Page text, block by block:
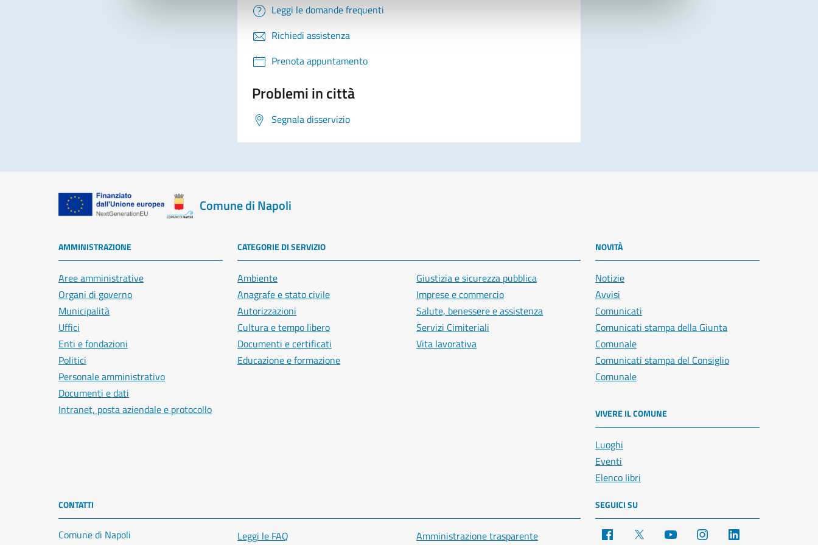
Leggi le domande frequenti
Richiedi assistenza
Prenota appuntamento
Problemi in città
Segnala disservizio
Comune di Napoli
AMMINISTRAZIONE
Aree amministrative
Organi di governo
Municipalità
Uffici
Enti e fondazioni
Politici
Personale amministrativo
Documenti e dati
Intranet, posta aziendale e protocollo
CATEGORIE DI SERVIZIO
Ambiente
Anagrafe e stato civile
Autorizzazioni
Cultura e tempo libero
Documenti e certificati
Educazione e formazione
Giustizia e sicurezza pubblica
Imprese e commercio
Salute, benessere e assistenza
Servizi Cimiteriali
Vita lavorativa
NOVITÀ
Notizie
Avvisi
Comunicati
Comunicati stampa della Giunta
Comunale
Comunicati stampa del Consiglio
Comunale
VIVERE IL COMUNE
Luoghi
Eventi
Elenco libri
CONTATTI
Comune di Napoli
Leggi le FAQ Amministrazione trasparente
SEGUICI SU
Facebook YouTube Instagram